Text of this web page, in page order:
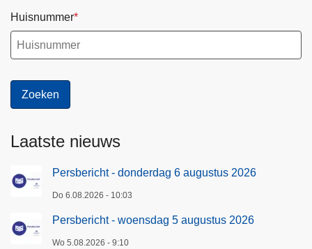
Huisnummer
Laatste nieuws
Persbericht - donderdag 6 augustus 2026
Do 6.08.2026 - 10:03
Persbericht - woensdag 5 augustus 2026
Wo 5.08.2026 - 9:10